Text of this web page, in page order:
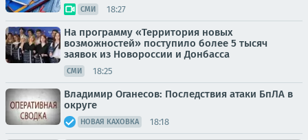
СМИ 18:27
На программу «Территория новых
возможностей» поступило более 5 тысяч
заявок из Новороссии и Донбасса
СМИ 18:25
Владимир Оганесов: Последствия атаки БпЛА в
округе
НОВАЯ КАХОВКА 18:18